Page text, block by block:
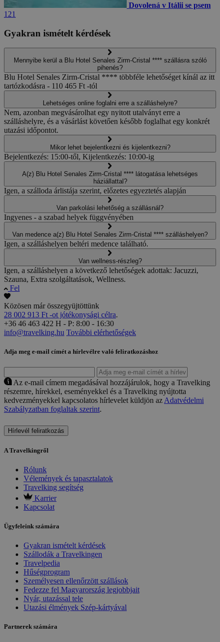
Dovolená v Itálii se psem
121
Gyakran ismételt kérdések
Mennyibe kerül a Blu Hotel Senales Zirm-Cristal **** szállásra szóló
pihenés?
Blu Hotel Senales Zirm-Cristal **** többféle lehetőséget kínál az itt
tartózkodásra - 110 465 Ft -tól
Lehetséges online foglalni erre a szálláshelyre?
Nem, azonban megvásárolhat egy nyitott utalványt erre a
szálláshelyre, és a vásárlást követően később foglalhat egy konkrét
utazási időpontot.
Mikor lehet bejelentkezni és kijelentkezni?
Bejelentkezés: 15:00-től, Kijelentkezés: 10:00-ig
A(z) Blu Hotel Senales Zirm-Cristal **** látogatása lehetséges
háziállattal?
Igen, a szálloda árlistája szerint, előzetes egyeztetés alapján
Van parkolási lehetőség a szállásnál?
Ingyenes - a szabad helyek függvényében
Van medence a(z) Blu Hotel Senales Zirm-Cristal **** szálláshelyen?
Igen, a szálláshelyen beltéri medence található.
Van wellness-részleg?
Igen, a szálláshelyen a következő lehetőségek adottak: Jacuzzi,
Szauna, Extra szolgáltatások, Wellness.
Fel
Közösen már összegyüjtöttünk
28 002 913 Ft -ot jótékonysági célra.
+36 46 463 422 H - P: 8:00 - 16:30
info@travelking.hu További elérhetőségek
Adja meg e-mail címét a hírlevélre való feliratkozáshoz
Az e-mail címem megadásával hozzájárulok, hogy a Travelking
részemre, hírekkel, eseményekkel és a Travelking nyújtotta
kedvezményekkel kapcsolatos hírlevelet küldjön az Adatvédelmi
Szabályzatban foglaltak szerint.
Hírlevél feliratkozás
A Travelkingről
Rólunk
Vélemények és tapasztalatok
Travelking segítség
Karrier
Kapcsolat
Ügyfeleink számára
Gyakran ismételt kérdések
Szállodák a Travelkingen
Travelpedia
Hűségprogram
Személyesen ellenőrzött szállások
Fedezze fel Magyarország legjobbjait
Nyár, utazással tele
Utazási élmények Szép-kártyával
Partnerek számára